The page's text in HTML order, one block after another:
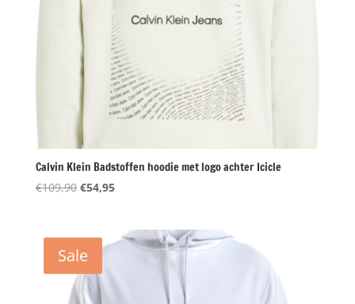
Calvin Klein Badstoffen hoodie met logo achter Icicle
€109,90 Oorspronkelijke
€109,90.
€54,95Huidige
€54,95.
Sale